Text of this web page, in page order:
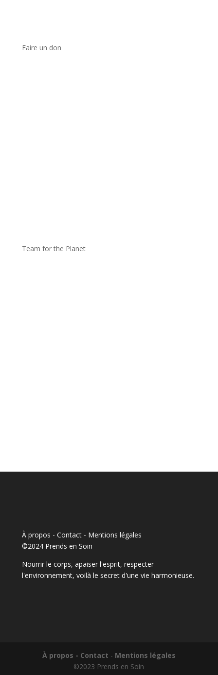
Faire un don
Team for the Planet
À propos - Contact- Mentions légales
©2024 Prends en Soin
Nourrir le corps, apaiser l'esprit, respecter
l'environnement, voilà le secret d'une vie harmonieuse.
À propos - Contact - Mentions légales
©2023 Prends en Soin